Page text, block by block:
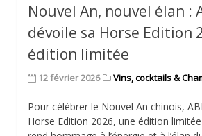
Nouvel An, nouvel élan :
dévoile sa Horse Edition
édition limitée
12 février 2026 Vins, cocktails &
Pour célébrer le Nouvel An chinois,
Horse Edition 2026, une édition